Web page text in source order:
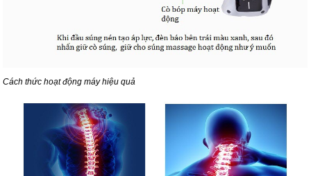
Cách thức hoạt động máy hiệu quả